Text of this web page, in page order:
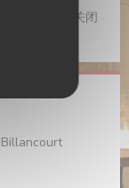
关闭
((在新窗口